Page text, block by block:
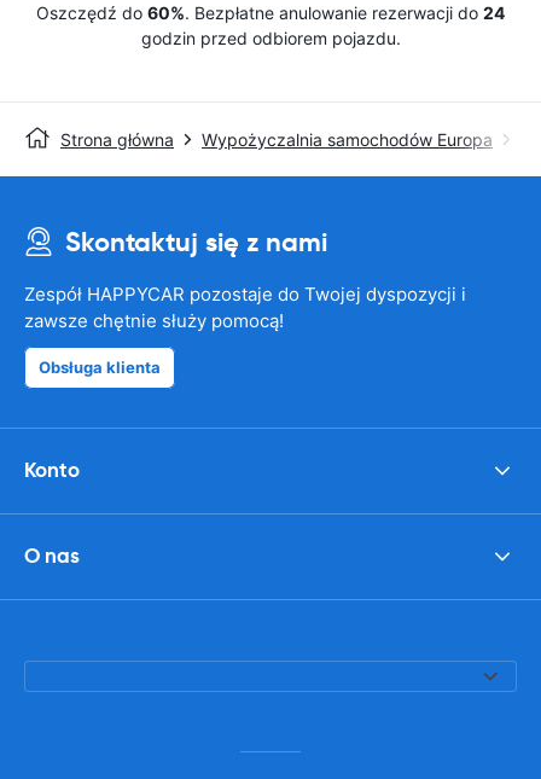
Oszczędź do 60%. Bezpłatne anulowanie rezerwacji do 24
godzin przed odbiorem pojazdu.
Strona główna Wypożyczalnia samochodów Europa
Skontaktuj się z nami
Zespół HAPPYCAR pozostaje do Twojej dyspozycji i
zawsze chętnie służy pomocą!
Obsługa klienta
Konto
O nas